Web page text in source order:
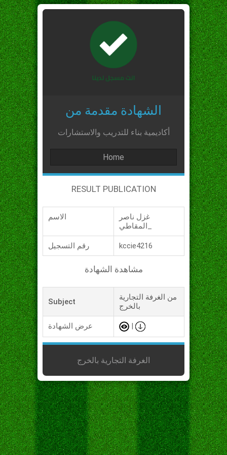
الشهادة مقدمة من
أكاديمية بناء للتدريب والاستشارات
Home
RESULT PUBLICATION
الاسم
غزل ناصر
رقم التسجيل kccie4216
مشاهدة الشهادة
Subject
من الغرفة التجارية
بالخرج
عرض الشهادة
الغرفة التجارية بالخرج